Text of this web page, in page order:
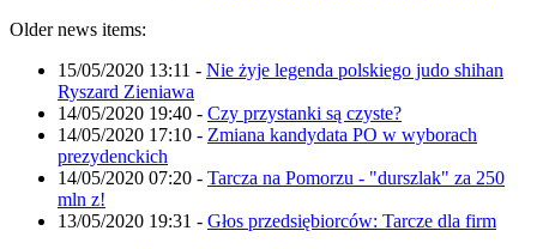
Older news items:
15/05/2020 13:11 - Nie żyje legenda polskiego judo shihan
Ryszard Zieniawa
14/05/2020 19:40 - Czy przystanki są czyste?
14/05/2020 17:10 - Zmiana kandydata PO w wyborach
prezydenckich
14/05/2020 07:20 - Tarcza na Pomorzu - "durszlak" za 250
mln z!
13/05/2020 19:31 - Głos przedsiębiorców: Tarcze dla firm